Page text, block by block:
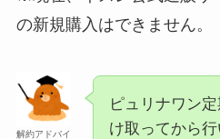
の新規購入はできません。
解約アドバイ
ピュリナワン
け取ってから行